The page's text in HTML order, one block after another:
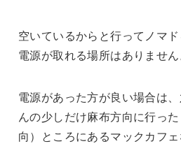
空いているからと行ってノマ
電源が取れる場所はありません
電源があった方が良い場合は
んの少しだけ麻布方向に行っ
向）ところにあるマックカフェ